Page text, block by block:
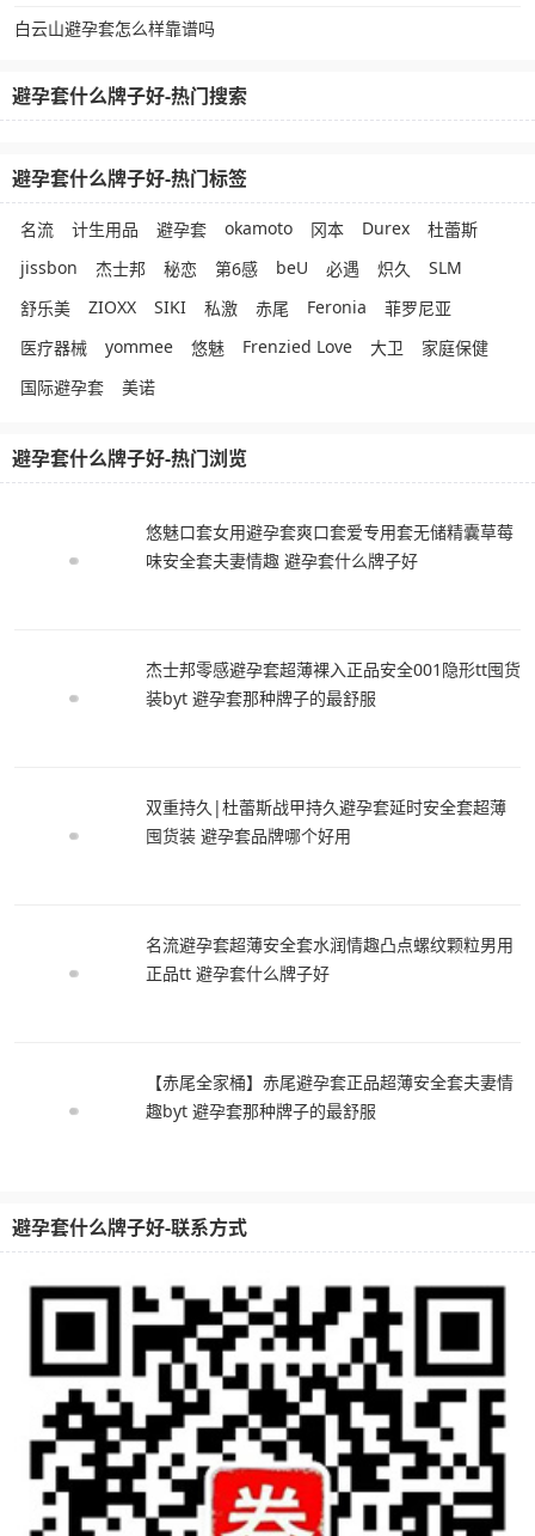
白云山避孕套怎么样靠谱吗
避孕套什么牌子好-热门搜索
避孕套什么牌子好-热门标签
名流 计生用品 避孕套 okamoto 冈本 Durex
杜蕾斯
jissbon
杰士邦 秘恋 第6感 beU 必遇 炽久
SLM
舒乐美
ZIOXX SIKI 私激 赤尾 Feronia
菲罗尼亚
医疗器械
yommee 悠魅 Frenzied Love 大卫
家庭保健
国际避孕套
美诺
避孕套什么牌子好-热门浏览
悠魅口套女用避孕套爽口套爱专用套无储精囊草莓
味安全套夫妻情趣 避孕套什么牌子好
杰士邦零感避孕套超薄裸入正品安全001隐形tt囤货
装byt 避孕套那种牌子的最舒服
双重持久|杜蕾斯战甲持久避孕套延时安全套超薄
囤货装 避孕套品牌哪个好用
名流避孕套超薄安全套水润情趣凸点螺纹颗粒男用
正品tt 避孕套什么牌子好
【赤尾全家桶】赤尾避孕套正品超薄安全套夫妻情
趣byt 避孕套那种牌子的最舒服
避孕套什么牌子好-联系方式